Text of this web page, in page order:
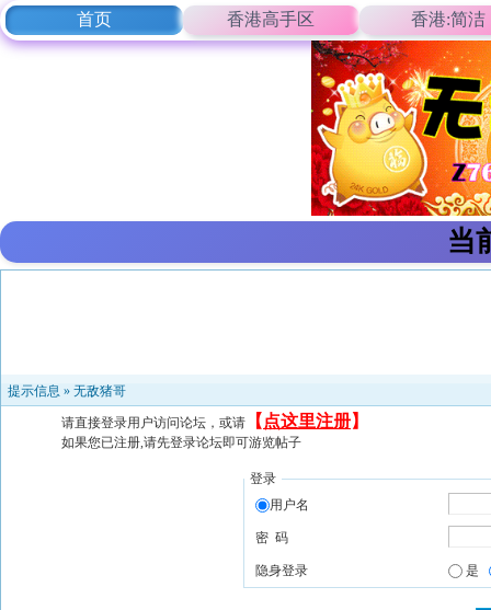
首页 香港高手区 香港:简洁
当
提示信息 » 无敌猪哥
请直接登录用户访问论坛，或请 【 点这里注册】
如果您已注册,请先登录论坛即可游览帖子
登录
用户名
密 码
隐身登录 是